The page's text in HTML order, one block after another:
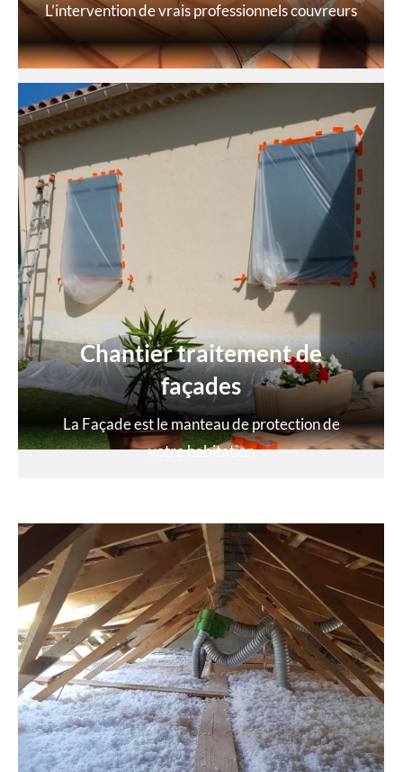
L’intervention de vrais professionnels couvreurs
Chantier traitement de
façades
La Façade est le manteau de protection de
votre habitation